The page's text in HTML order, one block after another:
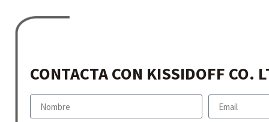
CONTACTA CON KISSIDOFF CO.